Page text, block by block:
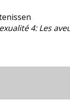
4: Les